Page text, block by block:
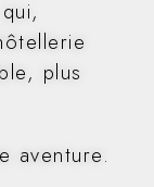
plus
aventure.